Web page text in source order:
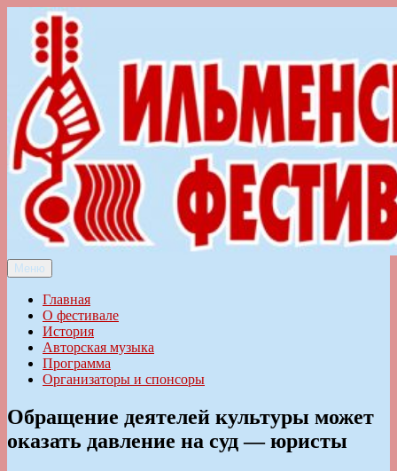
Перейти
содержимому
Ильменский фестиваль авторской песни
Меню
Главная
О фестивале
История
Авторская музыка
Программа
Организаторы и спонсоры
Обращение деятелей культуры может
оказать давление на суд — юристы